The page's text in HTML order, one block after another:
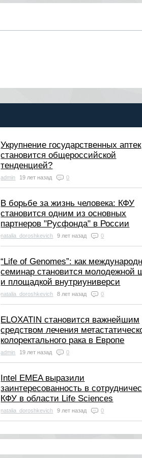
Укрупнение государственных аптек
становится общероссийской
тенденцией?
admin 19 лет назад 0
В борьбе за жизнь человека: КФУ
становится одним из основных
партнеров "Русфонда" в России
natalia_doroshkevich 9 лет назад 0
“Life of Genomes”: как
семинар становится молодежной
и площадкой внутриуниверси
natalia_doroshkevich 8 лет назад 0
ELOXATIN становится важнейшим
средством лечения
колоректального рака в Европе
admin 19 лет назад 0
Intel EMEA выразили
заинтересованность в
КФУ в области Life Sciences
natalia_doroshkevich 9 лет назад 0